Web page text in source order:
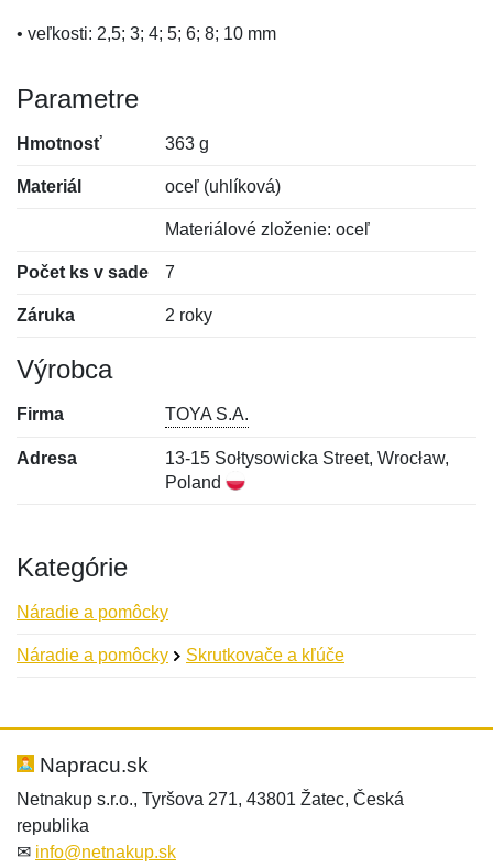
• veľkosti: 2,5; 3; 4; 5; 6; 8; 10 mm
Parametre
Hmotnosť 363 g
Materiál oceľ (uhlíková)
Materiálové zloženie: oceľ
Počet ks v sade 7
Záruka 2 roky
Výrobca
Firma TOYA S.A.
Adresa
13-15 Sołtysowicka Street, Wrocław,
Poland
Kategórie
Náradie a pomôcky
Náradie a pomôcky Skrutkovače a kľúče
Hodnotenie:
Meno:*
Meno:
E-mail:*
Napracu.sk
Netnakup s.r.o., Tyršova 271, 43801 Žatec, Česká
republika
✉ info@netnakup.sk